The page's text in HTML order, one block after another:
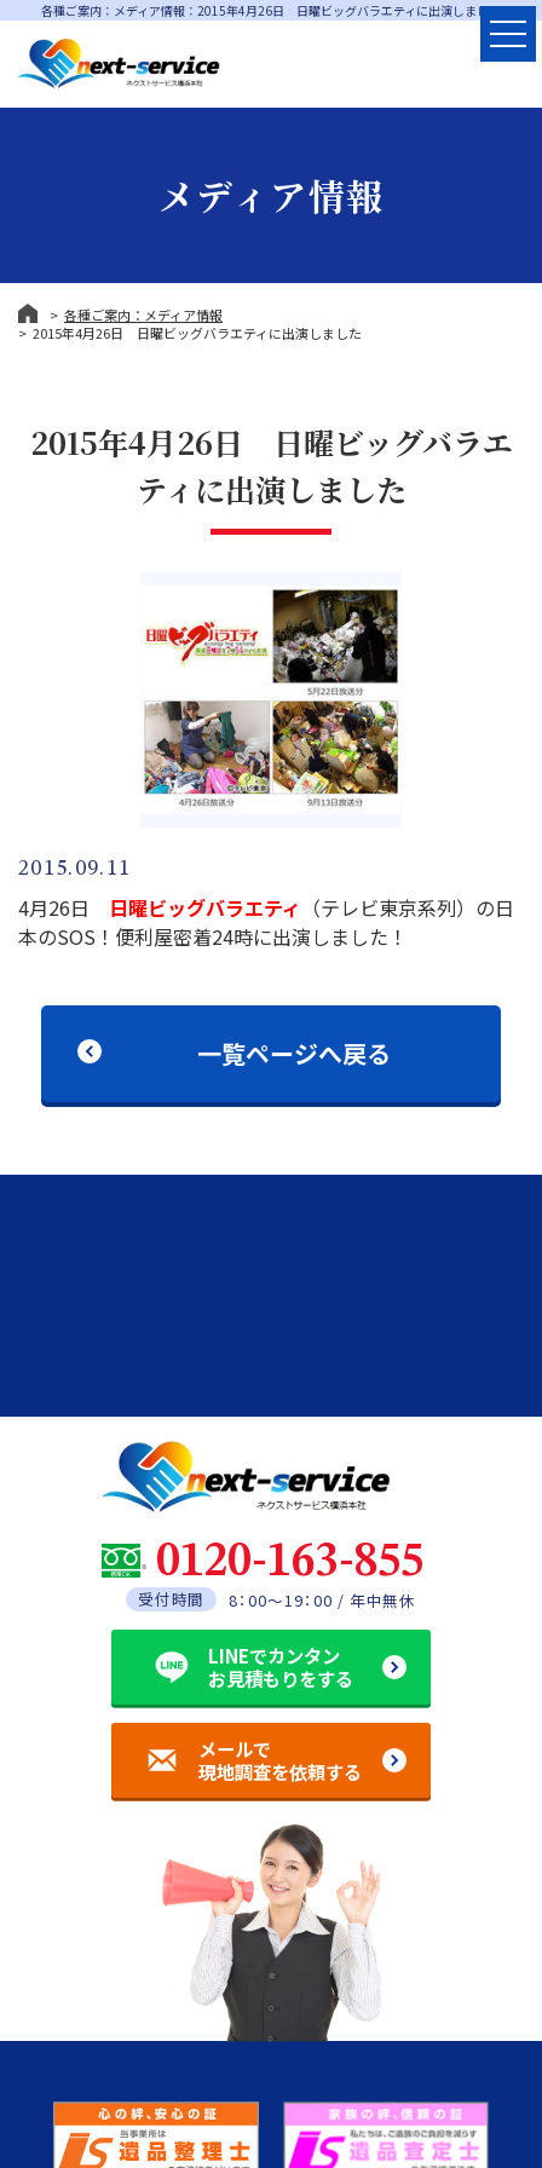
各種ご案内：メディア情報：2015年4月26日 日曜ビッグバラエティに出演しました
メディア情報
各種ご案内：メディア情報
2015年4月26日 日曜ビッグバラエティに出演しました
2015年4月26日 日曜ビッグバラエ
ティに出演しました
2015.09.11
4月26日 日曜ビッグバラエティ （テレビ東京系列）の日
本のSOS！便利屋密着24時に出演しました！
一覧ページへ戻る
0120-163-855
受付時間 8：00～19：00 / 年中無休
LINEでカンタン
お見積もりをする
メールで
現地調査を依頼する